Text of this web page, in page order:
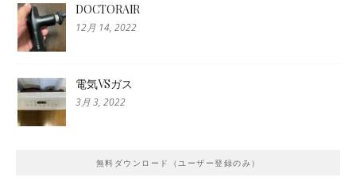
DOCTORAIR
12月 14, 2022
電気VSガス
3月 3, 2022
無料ダウンロード（ユーザー登録のみ）